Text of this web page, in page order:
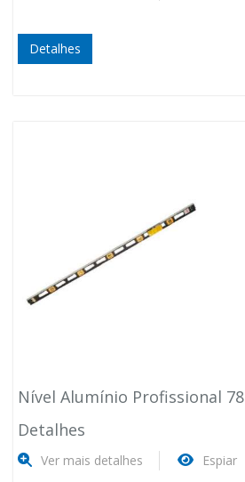
Detalhes
Nível Alumínio Profissional 78
Detalhes
Ver mais detalhes Espiar